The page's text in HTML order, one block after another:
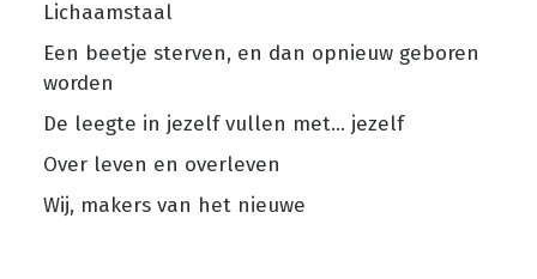
Lichaamstaal
Een beetje sterven, en dan opnieuw geboren
worden
De leegte in jezelf vullen met… jezelf
Over leven en overleven
Wij, makers van het nieuwe